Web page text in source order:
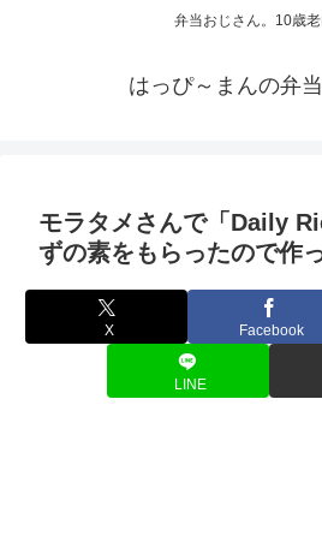
弁当おじさん。10歳老
はっぴ～まんの弁
モラタメさんで「Daily
ずの素をもらったので作
X Facebook
LINE